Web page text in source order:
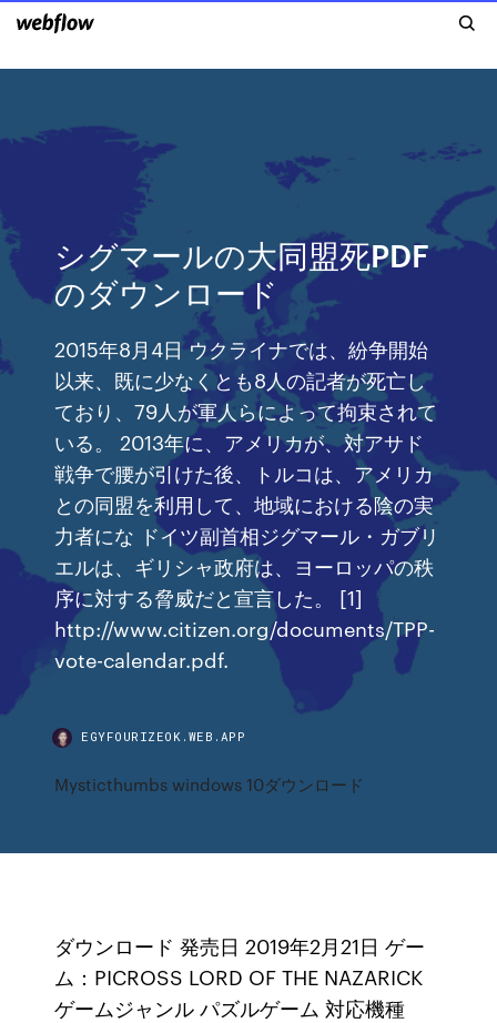
シグマールの大同盟死PDF
のダウンロード
2015年8月4日 ウクライナでは、紛争開始
以来、既に少なくとも8人の記者が死亡し
ており、79人が軍人らによって拘束されて
いる。 2013年に、アメリカが、対アサド
戦争で腰が引けた後、トルコは、アメリカ
との同盟を利用して、地域における陰の実
力者にな ドイツ副首相ジグマール・ガブリ
エルは、ギリシャ政府は、ヨーロッパの秩
序に対する脅威だと宣言した。 [1]
http://www.citizen.org/documents/TPP-
vote-calendar.pdf.
EGYFOURIZEOK.WEB.APP
Mysticthumbs windows 10ダウンロード
ダウンロード 発売日 2019年2月21日 ゲー
ム：PICROSS LORD OF THE NAZARICK
ゲームジャンル パズルゲーム 対応機種